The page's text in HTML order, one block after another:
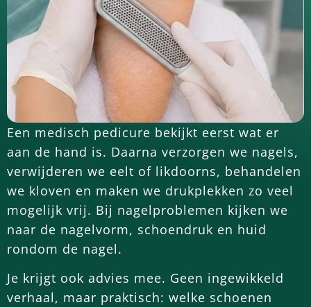
Een medisch pedicure bekijkt eerst wat er
aan de hand is. Daarna verzorgen we nagels,
verwijderen we eelt of likdoorns, behandelen
we kloven en maken we drukplekken zo veel
mogelijk vrij. Bij nagelproblemen kijken we
naar de nagelvorm, schoendruk en huid
rondom de nagel.
Je krijgt ook advies mee. Geen ingewikkeld
verhaal, maar praktisch: welke schoenen